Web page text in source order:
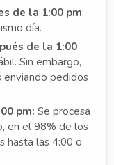
de la 1:00 pm:
día.
de la 1:00
Sin embargo,
enviando pedidos
pm: Se procesa
en el 98% de los
hasta las 4:00 o